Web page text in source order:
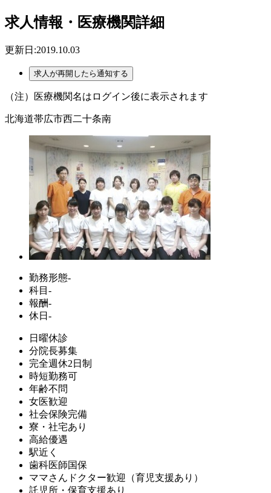
求人情報・医療機関詳細
更新日:2019.10.03
（注）医療機関名はログイン後に表示されます
北海道帯広市西二十条南
勤務形態-
科目 -
報酬-
休日 -
日曜休診
分院長募集
完全週休2日制
時短勤務可
年齢不問
女医歓迎
社会保険完備
寮・社宅あり
高給優遇
駅近く
歯科医師国保
ママさんドクター歓迎（育児支援あり）
託児所・保育支援あり